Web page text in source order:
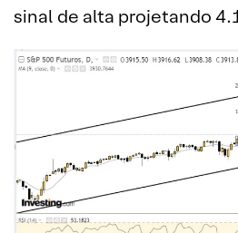
sinal de alta projetando